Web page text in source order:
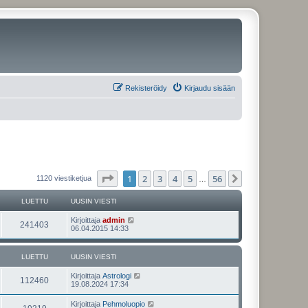
Kirjaudu sisään
Rekisteröidy
1120 viestiketjua Sivu 56
1 2 3 4 5 56
LUETTU UUSIN VIESTI
241403
u
t
t
U
u
i
v
i
e
s
t
Kirjoittaja admin
06.04.2015 14:33
LUETTU UUSIN VIESTI
112460L
u
U
u
Kirjoittaja Astrologi
19.08.2024 17:34
U
Kirjoittaja Pehmoluopio